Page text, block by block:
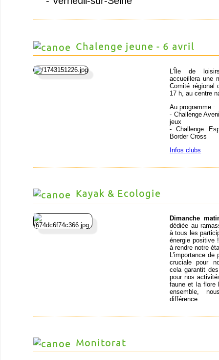
Chalenge jeune - 6 avril
L'Île de loisirs
accueillera une
Comité régional
17 h, au centre
Au programme :
- Challenge
jeux
- Challenge
Border Cross
Infos clubs
Kayak & Ecologie
Dimanche
dédiée au
à tous les
énergie positive
à rendre notre
L'importance de
cruciale pour
cela garantit
pour nos
faune et la flore
ensemble,
différence.
Monitorat